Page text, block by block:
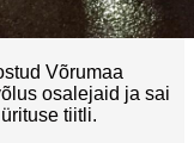
Võrumaa
osalejaid ja sai
tiitli.